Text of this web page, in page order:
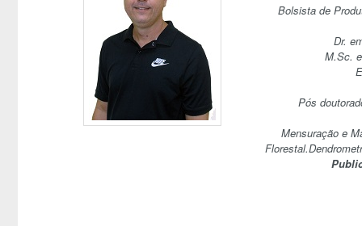
Bolsista de
Dr.
M.Sc.
Pós
Mensuração e